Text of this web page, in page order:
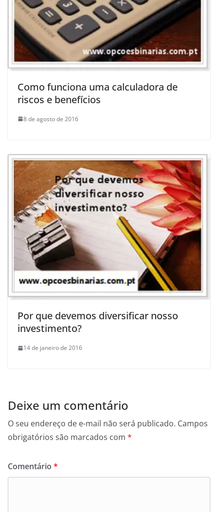
Como funciona uma calculadora de
riscos e benefícios
8 de agosto de 2016
Por que devemos diversificar nosso
investimento?
14 de janeiro de 2016
Deixe um comentário
O seu endereço de e-mail não será publicado. Campos
obrigatórios são marcados com *
Comentário *